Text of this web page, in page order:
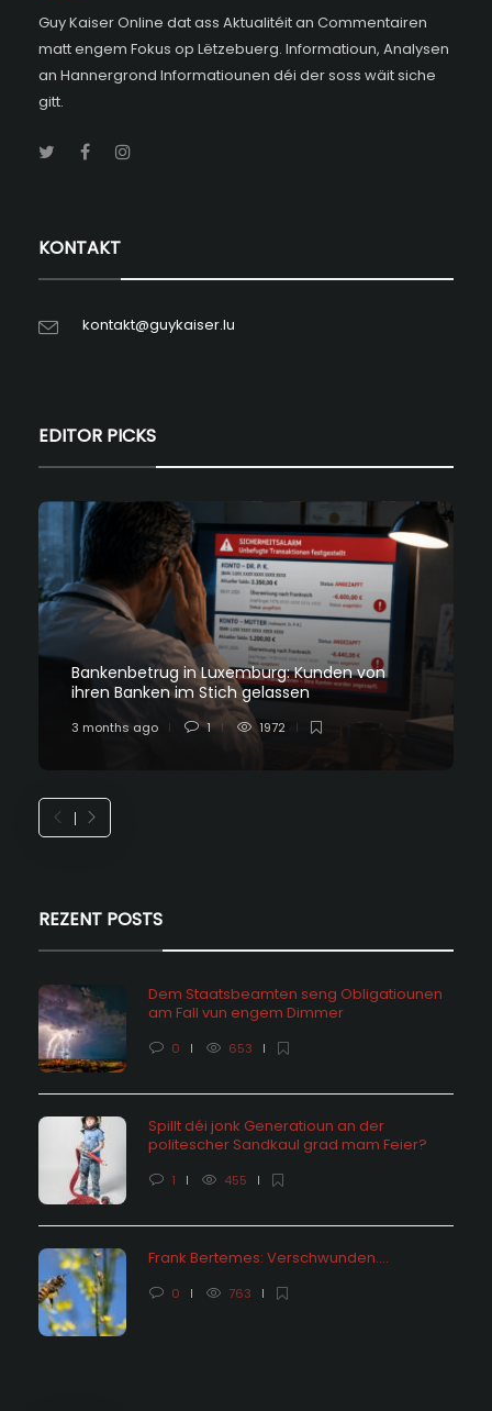
Guy Kaiser Online dat ass Aktualitéit an Commentairen
matt engem Fokus op Lëtzebuerg. Informatioun, Analysen
an Hannergrond Informatiounen déi der soss wäit siche
gitt.
KONTAKT
kontakt@guykaiser.lu
EDITOR PICKS
Bankenbetrug in Luxemburg: Kunden von
ihren Banken im Stich gelassen
3 months ago 1 1972
REZENT POSTS
Dem Staatsbeamten seng Obligatiounen
am Fall vun engem Dimmer
0 653
Spillt déi jonk Generatioun an der
politescher Sandkaul grad mam Feier?
1 455
Frank Bertemes: Verschwunden….
0 763